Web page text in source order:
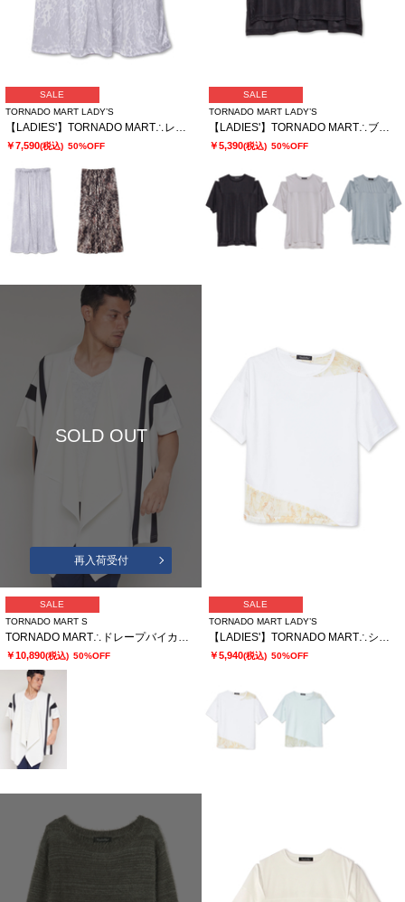
SALE
TORNADO MART LADY’S
【LADIES'】TORNADO MART∴レオパードプリントイージースカート
￥7,590(税込) 50%OFF
SALE
TORNADO MART LADY’S
【LADIES'】TORNADO MART∴ブライトスムーススリットオーバーTシャツ
￥5,390(税込) 50%OFF
SOLD OUT
再入荷受付
SALE
TORNADO MART S
￥10,890(税込) 50%OFF
SALE
TORNADO MART LADY’S
￥5,940(税込) 50%OFF